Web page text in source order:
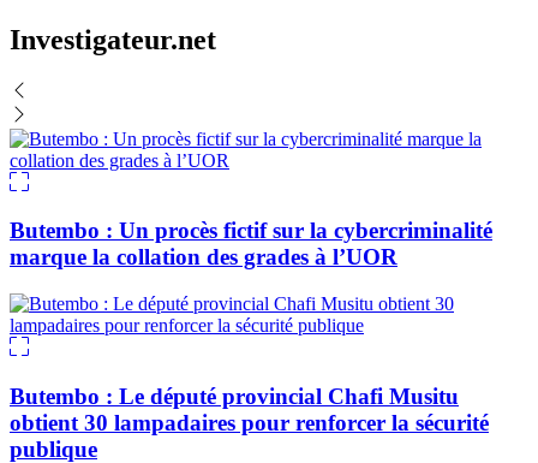
Investigateur.net
Butembo : Un procès fictif sur la cybercriminalité
marque la collation des grades à l’UOR
Butembo : Le député provincial Chafi Musitu
obtient 30 lampadaires pour renforcer la sécurité
publique